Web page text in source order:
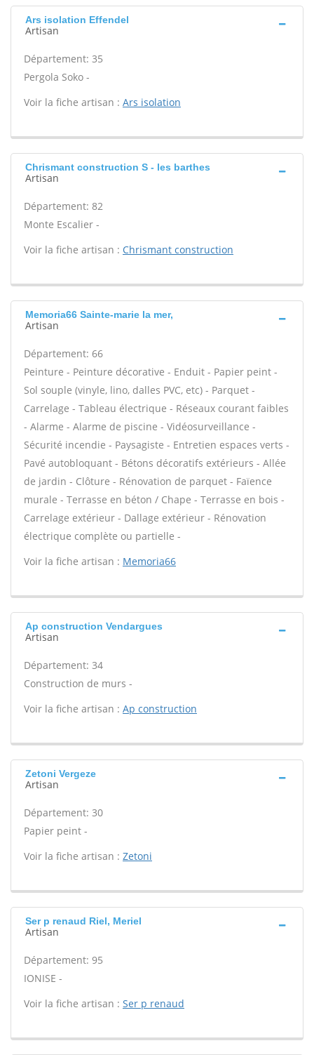
Ars isolation Effendel
Artisan
Département: 35
Pergola Soko -
Voir la fiche artisan : Ars isolation
Chrismant construction S - les barthes
Artisan
Département: 82
Monte Escalier -
Voir la fiche artisan : Chrismant construction
Memoria66 Sainte-marie la mer,
Artisan
Département: 66
Peinture - Peinture décorative - Enduit - Papier peint -
Sol souple (vinyle, lino, dalles PVC, etc) - Parquet -
Carrelage - Tableau électrique - Réseaux courant faibles
- Alarme - Alarme de piscine - Vidéosurveillance -
Sécurité incendie - Paysagiste - Entretien espaces verts -
Pavé autobloquant - Bétons décoratifs extérieurs - Allée
de jardin - Clôture - Rénovation de parquet - Faïence
murale - Terrasse en béton / Chape - Terrasse en bois -
Carrelage extérieur - Dallage extérieur - Rénovation
électrique complète ou partielle -
Voir la fiche artisan : Memoria66
Ap construction Vendargues
Artisan
Département: 34
Construction de murs -
Voir la fiche artisan : Ap construction
Zetoni Vergeze
Artisan
Département: 30
Papier peint -
Voir la fiche artisan : Zetoni
Ser p renaud Riel, Meriel
Artisan
Département: 95
IONISE -
Voir la fiche artisan : Ser p renaud